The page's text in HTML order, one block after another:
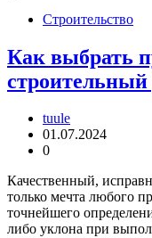
Строительство
Как выбрать
строительный
tuule
01.07.2024
0
Качественный,
только мечта любого
точнейшего
либо уклона при